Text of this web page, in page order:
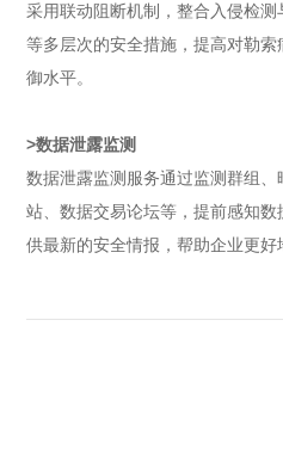
采用联动阻断机制，整合入侵检
等多层次的安全措施，提高对勒
御水平。
>数据泄露监测
数据泄露监测服务通过监测群组
站、数据交易论坛等，提前感知
供最新的安全情报，帮助企业更好